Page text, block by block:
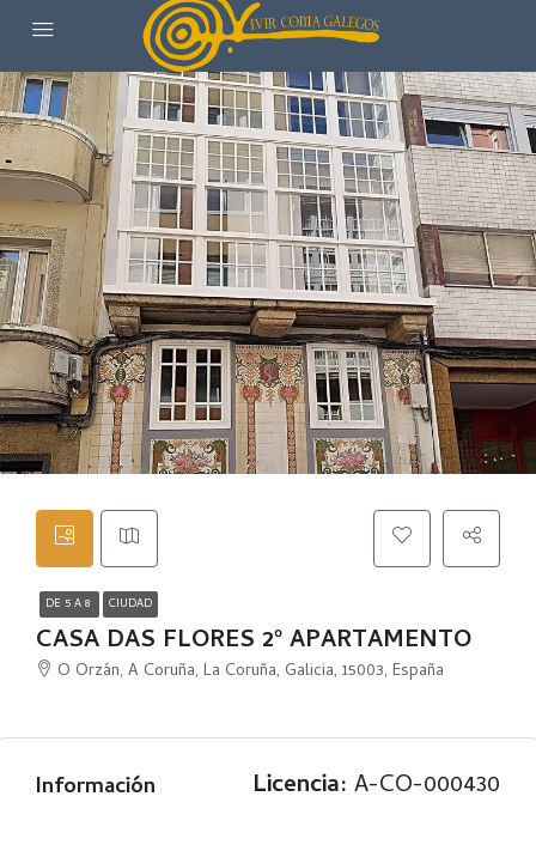
DE 5 A 8 CIUDAD
CASA DAS FLORES 2º APARTAMENTO
O Orzán, A Coruña, La Coruña, Galicia, 15003, España
Información Licencia: A-CO-000430